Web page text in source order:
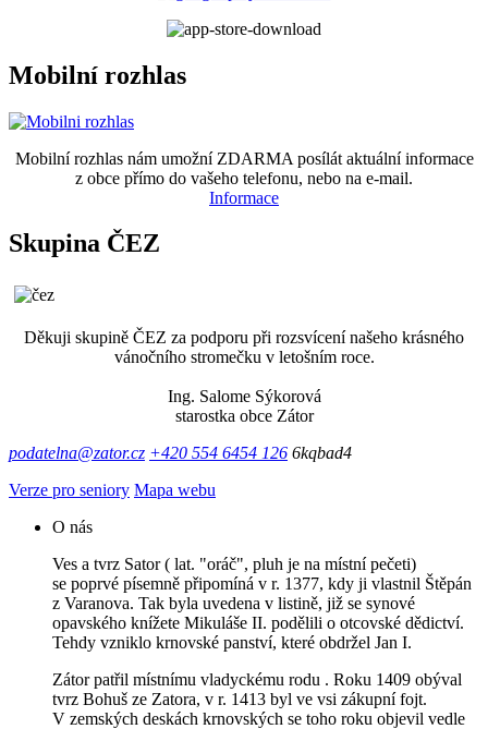
Mobilní rozhlas
Mobilní rozhlas nám umožní ZDARMA posílát aktuální informace
z obce přímo do vašeho telefonu, nebo na e-mail.
Informace
Skupina ČEZ
Děkuji skupině ČEZ za podporu při rozsvícení našeho krásného
vánočního stromečku v letošním roce.
Ing. Salome Sýkorová
starostka obce Zátor
podatelna@zator.cz +420 554 6454 126 6kqbad4
Verze pro seniory Mapa webu
O nás
Ves a tvrz Sator ( lat. "oráč", pluh je na místní pečeti)
se poprvé písemně připomíná v r. 1377, kdy ji vlastnil Štěpán
z Varanova. Tak byla uvedena v listině, již se synové
opavského knížete Mikuláše II. podělili o otcovské dědictví.
Tehdy vzniklo krnovské panství, které obdržel Jan I.
Zátor patřil místnímu vladyckému rodu . Roku 1409 obýval
tvrz Bohuš ze Zatora, v r. 1413 byl ve vsi zákupní fojt.
V zemských deskách krnovských se toho roku objevil vedle